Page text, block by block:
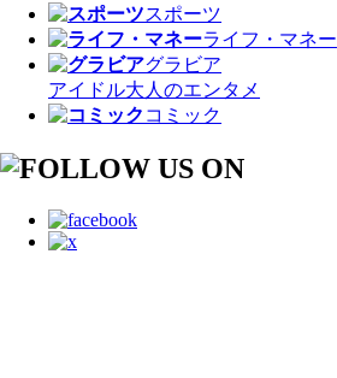
スポーツ
ライフ・マネー
グラビア
アイドル大人のエンタメ
コミック